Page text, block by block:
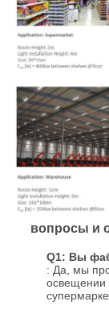
вопросы и
Q1: Вы
: Да, мы
освещении